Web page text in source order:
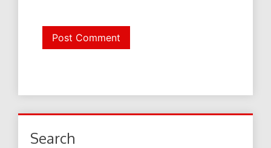
Search